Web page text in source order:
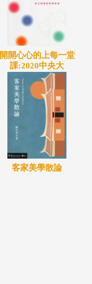
開開心心的上每一堂
課:2020中央大
客家美學散論